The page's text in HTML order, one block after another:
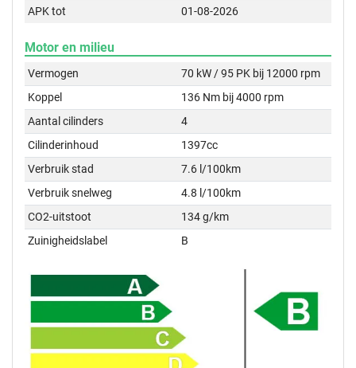
APK tot
01-08-2026
Motor en milieu
Vermogen
70 kW / 95 PK bij 12000 rpm
Koppel
136 Nm bij 4000 rpm
Aantal cilinders
4
Cilinderinhoud
1397cc
Verbruik stad
7.6 l/100km
Verbruik snelweg
4.8 l/100km
CO2-uitstoot
134 g/km
Zuinigheidslabel
B